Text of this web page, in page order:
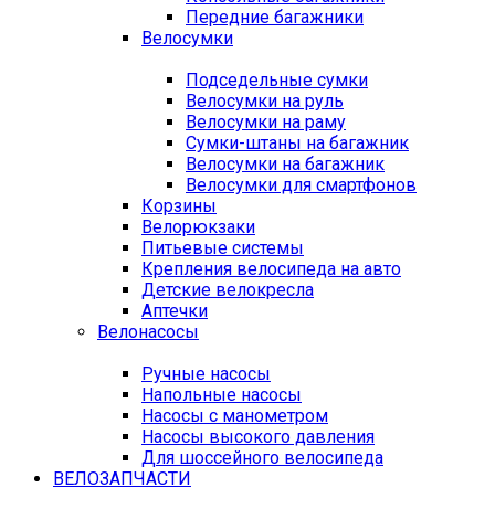
Передние багажники
Велосумки
Подседельные сумки
Велосумки на руль
Велосумки на раму
Сумки-штаны на багажник
Велосумки на багажник
Велосумки для смартфонов
Корзины
Велорюкзаки
Питьевые системы
Крепления велосипеда на авто
Детские велокресла
Аптечки
Велонасосы
Ручные насосы
Напольные насосы
Насосы с манометром
Насосы высокого давления
Для шоссейного велосипеда
ВЕЛОЗАПЧАСТИ